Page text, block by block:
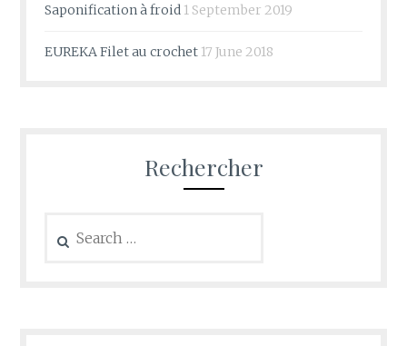
Saponification à froid 1 September 2019
EUREKA Filet au crochet 17 June 2018
Rechercher
for: